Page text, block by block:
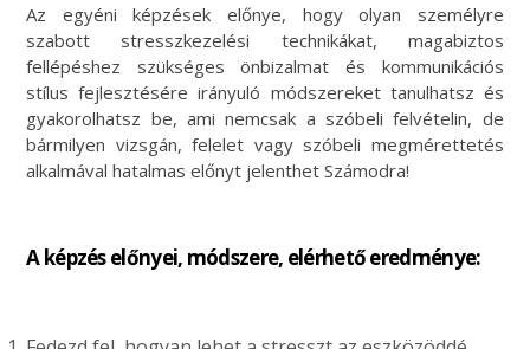
Az egyéni képzések előnye, hogy olyan személyre
szabott stresszkezelési technikákat, magabiztos
fellépéshez szükséges önbizalmat és kommunikációs
stílus fejlesztésére irányuló módszereket tanulhatsz és
gyakorolhatsz be, ami nemcsak a szóbeli felvételin, de
bármilyen vizsgán, felelet vagy szóbeli megmérettetés
alkalmával hatalmas előnyt jelenthet Számodra!
A képzés előnyei, módszere, elérhető eredménye: